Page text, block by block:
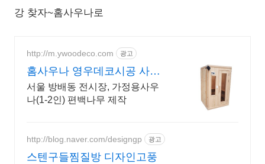
강 찾자~홈사우나로
http://m.ywoodeco.com 광고
홈사우나 영우데코시공 사우
나스토브 판매 및 설치
서울 방배동 전시장, 가정용사우
나(1-2인) 편백나무 제작
http://blog.naver.com/designgp 광고
스텐구들찜질방 디자인고풍